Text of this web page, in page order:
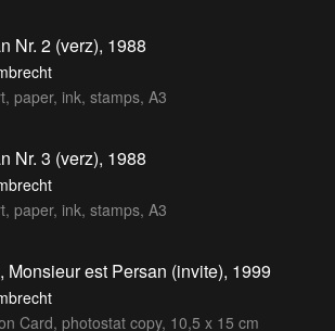
Nr. 2 (verz), 1988
paper, ink, stamps, A3
Nr. 3 (verz), 1988
paper, ink, stamps, A3
Monsieur est Persan (invite), 1999
Card, photostat copy, 10,5 x 15 cm